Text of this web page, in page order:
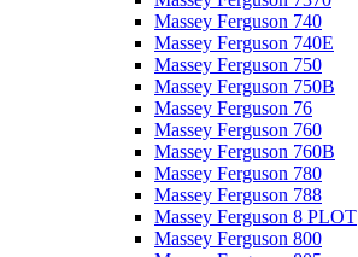
Massey Ferguson 740
Massey Ferguson 740E
Massey Ferguson 750
Massey Ferguson 750B
Massey Ferguson 76
Massey Ferguson 760
Massey Ferguson 760B
Massey Ferguson 780
Massey Ferguson 788
Massey Ferguson 8 PLOT
Massey Ferguson 800